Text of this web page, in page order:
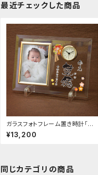
最近チェックした商品
ガラスフォトフレーム置き時計「命
名 お花」 写真立て 出産祝い 出産
内祝い メモリアル 記念品 名入れ
¥13,200
同じカテゴリの商品